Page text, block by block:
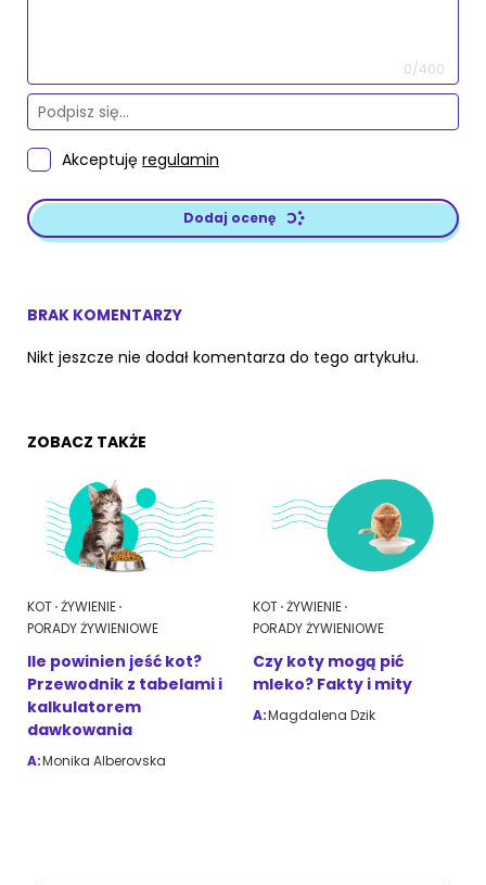
0/400
Akceptuję regulamin
Dodaj ocenę
BRAK KOMENTARZY
Nikt jeszcze nie dodał komentarza do tego artykułu.
ZOBACZ TAKŻE
KOT ŻYWIENIE
PORADY ŻYWIENIOWE
Ile powinien jeść kot?
Przewodnik z tabelami i
kalkulatorem
dawkowania
A:Monika Alberovska
KOT ŻYWIENIE
PORADY ŻYWIENIOWE
Czy koty mogą pić
mleko? Fakty i mity
A:Magdalena Dzik